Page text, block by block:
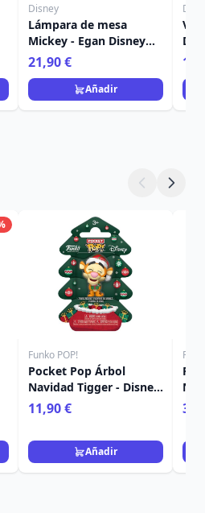
Disney
Lámpara de mesa
Mickey - Egan Disney
Home
21,90 €
Añadir
Funko POP!
Pocket Pop Árbol
Navidad Tigger - Disney
Winnie The Pooh
11,90 €
Añadir